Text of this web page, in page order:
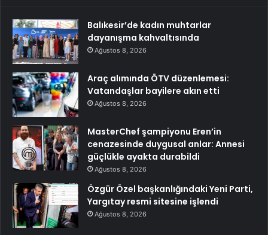
Balıkesir’de kadın muhtarlar
dayanışma kahvaltısında
Ağustos 8, 2026
Araç alımında ÖTV düzenlemesi:
Vatandaşlar bayilere akın etti
Ağustos 8, 2026
MasterChef şampiyonu Eren’in
cenazesinde duygusal anlar: Annesi
güçlükle ayakta durabildi
Ağustos 8, 2026
Özgür Özel başkanlığındaki Yeni Parti,
Yargıtay resmi sitesine işlendi
Ağustos 8, 2026